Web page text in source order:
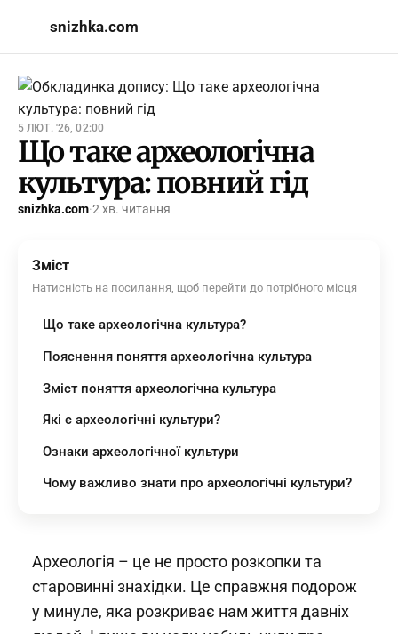
snizhka.com
5 ЛЮТ. '26, 02:00
Що таке археологічна
культура: повний гід
snizhka.com·2 хв. читання
Зміст
Натисність на посилання, щоб перейти до потрібного місця
Що таке археологічна культура?
Пояснення поняття археологічна культура
Зміст поняття археологічна культура
Які є археологічні культури?
Ознаки археологічної культури
Чому важливо знати про археологічні культури?
Археологія – це не просто розкопки та
старовинні знахідки. Це справжня подорож
у минуле, яка розкриває нам життя давніх